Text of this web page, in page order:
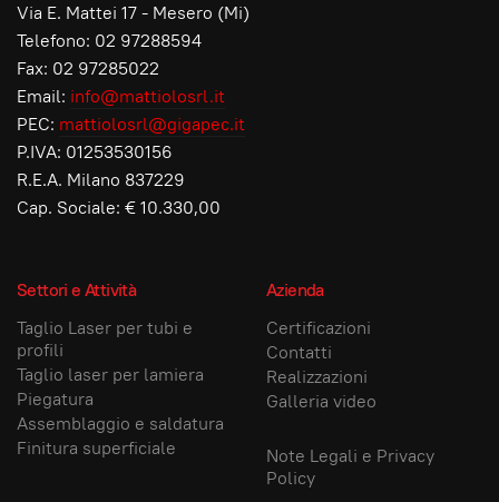
Via E. Mattei 17 - Mesero (Mi)
Telefono: 02 97288594
Fax: 02 97285022
Email: info@mattiolosrl.it
PEC: mattiolosrl@gigapec.it
P.IVA: 01253530156
R.E.A. Milano 837229
Cap. Sociale: € 10.330,00
Settori e Attività
Taglio Laser per tubi e
profili
Taglio laser per lamiera
Piegatura
Assemblaggio e saldatura
Finitura superficiale
Azienda
Certificazioni
Contatti
Realizzazioni
Galleria video
Note Legali e Privacy
Policy